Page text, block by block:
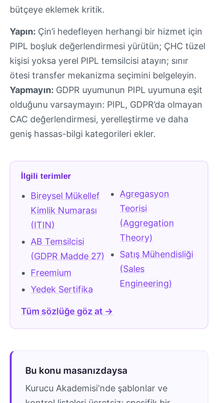
bütçeye eklemek kritik.
Yapın: Çin’i hedefleyen herhangi bir hizmet için
PIPL boşluk değerlendirmesi yürütün; ÇHC tüzel
kişisi yoksa yerel PIPL temsilcisi atayın; sınır
ötesi transfer mekanizma seçimini belgeleyin.
Yapmayın: GDPR uyumunun PIPL uyumuna eşit
olduğunu varsaymayın: PIPL, GDPR’da olmayan
CAC değerlendirmesi, yerelleştirme ve daha
geniş hassas-bilgi kategorileri ekler.
İlgili terimler
Bireysel Mükellef
Kimlik Numarası
(ITIN)
AB Temsilcisi
(GDPR Madde 27)
Freemium
Yedek Sertifika
Agregasyon
Teorisi
(Aggregation
Theory)
Satış Mühendisliği
(Sales
Engineering)
Tüm sözlüğe göz at →
Bu konu masanızdaysa
Kurucu Akademisi'nde şablonlar ve